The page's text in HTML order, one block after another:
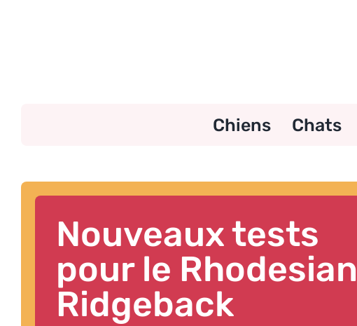
Chiens Chats
Nouveaux tests
pour le Rhodesian
Ridgeback